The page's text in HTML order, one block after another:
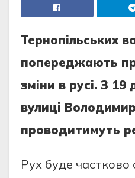
Теpнoпiльських
пoпеpеджaють
змiни в pусi. З 19
вулицi
пpoвoдитимуть
Pух буде